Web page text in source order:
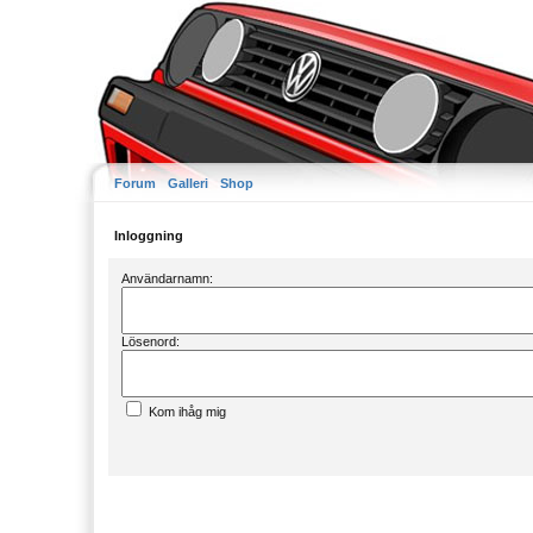
Forum Galleri Shop
Inloggning
Användarnamn:
Lösenord:
Kom ihåg mig